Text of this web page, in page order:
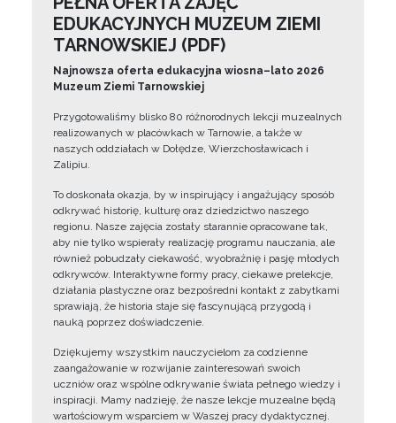
EDUKACYJNYCH MUZEUM ZIEMI
TARNOWSKIEJ (PDF)
Najnowsza oferta edukacyjna wiosna–lato 2026
Muzeum Ziemi Tarnowskiej
Przygotowaliśmy blisko 80 różnorodnych lekcji muzealnych
realizowanych w placówkach w Tarnowie, a także w
naszych oddziałach w Dołędze, Wierzchosławicach i
Zalipiu.
To doskonała okazja, by w inspirujący i angażujący sposób
odkrywać historię, kulturę oraz dziedzictwo naszego
regionu. Nasze zajęcia zostały starannie opracowane tak,
aby nie tylko wspierały realizację programu nauczania, ale
również pobudzały ciekawość, wyobraźnię i pasję młodych
odkrywców. Interaktywne formy pracy, ciekawe prelekcje,
działania plastyczne oraz bezpośredni kontakt z zabytkami
sprawiają, że historia staje się fascynującą przygodą i
nauką poprzez doświadczenie.
Dziękujemy wszystkim nauczycielom za codzienne
zaangażowanie w rozwijanie zainteresowań swoich
uczniów oraz wspólne odkrywanie świata pełnego wiedzy i
inspiracji. Mamy nadzieję, że nasze lekcje muzealne będą
wartościowym wsparciem w Waszej pracy dydaktycznej.